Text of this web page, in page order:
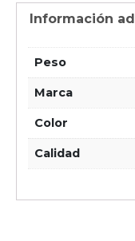
Información
Peso
Marca
Color
Calidad